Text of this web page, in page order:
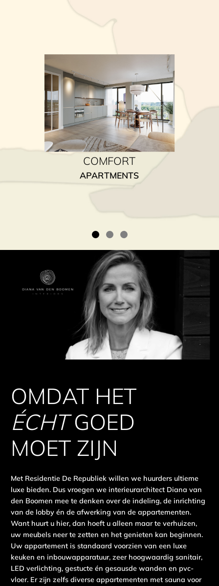
COMFORT
APARTMENTS
OMDAT HET
ÉCHTGOED
MOET ZIJN
Met Residentie De Republiek willen we huurders ultieme
luxe bieden. Dus vroegen we interieurarchitect Diana van
den Boomen mee te denken over de indeling, de inrichting
van de lobby én de afwerking van de appartementen.
Want huurt u hier, dan hoeft u alleen maar te verhuizen,
uw meubels neer te zetten en het genieten kan beginnen.
Uw appartement is standaard voorzien van een luxe
keuken en inbouwapparatuur, zeer hoogwaardig sanitair,
LED verlichting, gestucte én gesausde wanden en pvc-
vloer. Er zijn zelfs diverse appartementen met sauna voor